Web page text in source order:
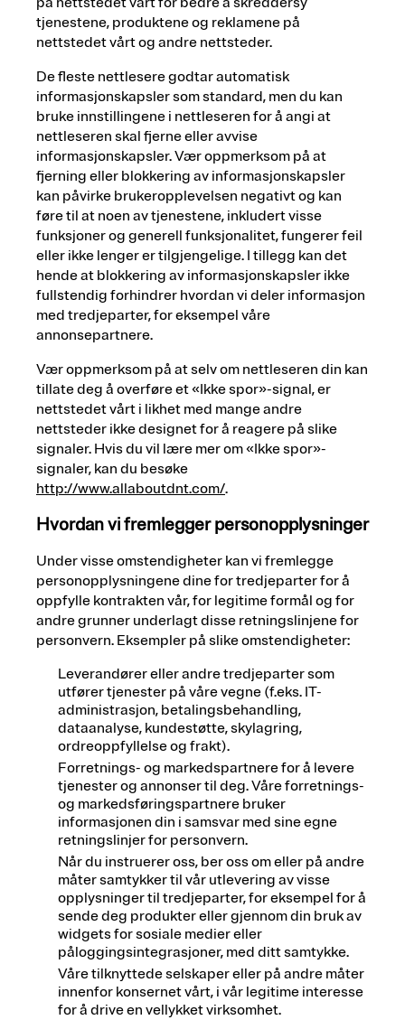
tjenestene, produktene og reklamene på
nettstedet vårt og andre nettsteder.
De fleste nettlesere godtar automatisk
informasjonskapsler som standard, men du kan
bruke innstillingene i nettleseren for å angi at
nettleseren skal fjerne eller avvise
informasjonskapsler. Vær oppmerksom på at
fjerning eller blokkering av informasjonskapsler
kan påvirke brukeropplevelsen negativt og kan
føre til at noen av tjenestene, inkludert visse
funksjoner og generell funksjonalitet, fungerer feil
eller ikke lenger er tilgjengelige. I tillegg kan det
hende at blokkering av informasjonskapsler ikke
fullstendig forhindrer hvordan vi deler informasjon
med tredjeparter, for eksempel våre
annonsepartnere.
Vær oppmerksom på at selv om nettleseren din kan
tillate deg å overføre et «Ikke spor»-signal, er
nettstedet vårt i likhet med mange andre
nettsteder ikke designet for å reagere på slike
signaler. Hvis du vil lære mer om «Ikke spor»-
signaler, kan du besøke
http://www.allaboutdnt.com/.
Hvordan vi fremlegger personopplysninger
Under visse omstendigheter kan vi fremlegge
personopplysningene dine for tredjeparter for å
oppfylle kontrakten vår, for legitime formål og for
andre grunner underlagt disse retningslinjene for
personvern. Eksempler på slike omstendigheter:
Leverandører eller andre tredjeparter som
utfører tjenester på våre vegne (f.eks. IT-
administrasjon, betalingsbehandling,
dataanalyse, kundestøtte, skylagring,
ordreoppfyllelse og frakt).
Forretnings- og markedspartnere for å levere
tjenester og annonser til deg. Våre forretnings-
og markedsføringspartnere bruker
informasjonen din i samsvar med sine egne
retningslinjer for personvern.
Når du instruerer oss, ber oss om eller på andre
måter samtykker til vår utlevering av visse
opplysninger til tredjeparter, for eksempel for å
sende deg produkter eller gjennom din bruk av
widgets for sosiale medier eller
påloggingsintegrasjoner, med ditt samtykke.
Våre tilknyttede selskaper eller på andre måter
innenfor konsernet vårt, i vår legitime interesse
for å drive en vellykket virksomhet.